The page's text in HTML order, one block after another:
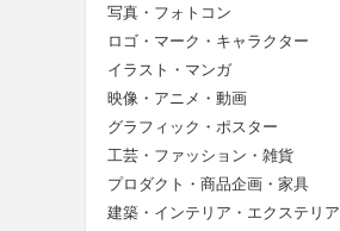
写真・フォトコン
ロゴ・マーク・キャラクター
イラスト・マンガ
映像・アニメ・動画
グラフィック・ポスター
工芸・ファッション・雑貨
プロダクト・商品企画・家具
建築・インテリア・エクステリア